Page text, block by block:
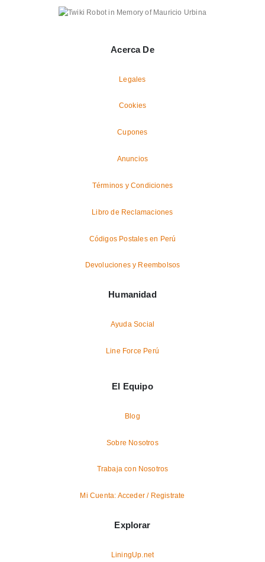
Acerca De
Legales
Cookies
Cupones
Anuncios
Términos y Condiciones
Libro de Reclamaciones
Códigos Postales en Perú
Devoluciones y Reembolsos
Humanidad
Ayuda Social
Line Force Perú
El Equipo
Blog
Sobre Nosotros
Trabaja con Nosotros
Mi Cuenta: Acceder / Registrate
Explorar
LiningUp.net